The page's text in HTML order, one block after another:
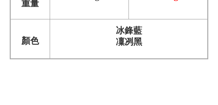
重量
顏色
冰鋒藍
凜冽黑